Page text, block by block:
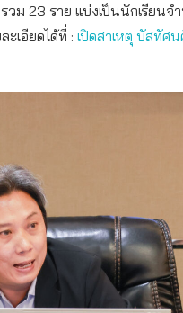
วม 23 ราย แบ่งเป็นนักเรียนจ
เอียดได้ที่ : เปิดสาเหตุ บัสทัศ